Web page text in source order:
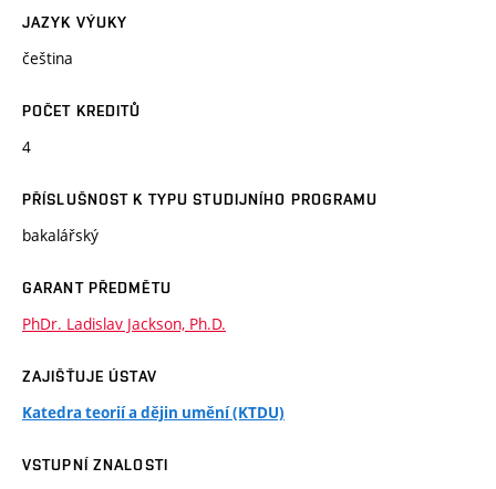
JAZYK VÝUKY
čeština
POČET KREDITŮ
4
PŘÍSLUŠNOST K TYPU STUDIJNÍHO PROGRAMU
bakalářský
GARANT PŘEDMĚTU
PhDr. Ladislav Jackson, Ph.D.
ZAJIŠŤUJE ÚSTAV
Katedra teorií a dějin umění (KTDU)
VSTUPNÍ ZNALOSTI